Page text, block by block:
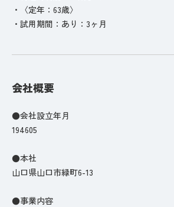
・〈定年：63歳〉
・試用期間：あり：3ヶ月
会社概要
●会社設立年月
194605
●本社
山口県山口市緑町6-13
●事業内容